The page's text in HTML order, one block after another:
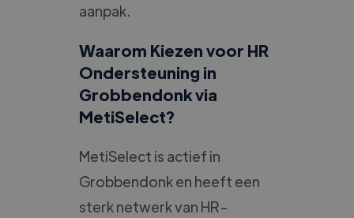
aanpak.
Waarom Kiezen voor HR
Ondersteuning in
Grobbendonk via
MetiSelect?
MetiSelect is actief in
Grobbendonk en heeft een
sterk netwerk van HR-